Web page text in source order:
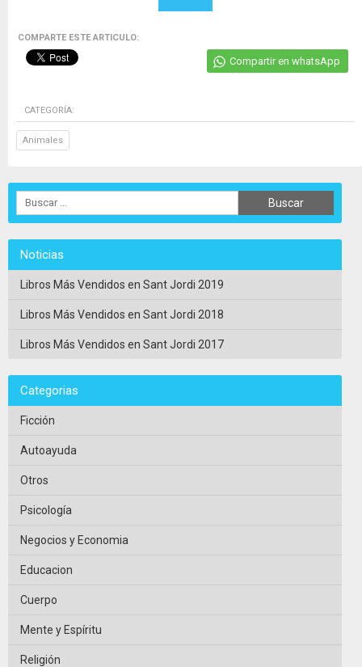
COMPARTE ESTE ARTICULO:
Compartir en whatsApp
CATEGORÍA:
Animales
Noticias
Libros Más Vendidos en Sant Jordi 2019
Libros Más Vendidos en Sant Jordi 2018
Libros Más Vendidos en Sant Jordi 2017
Categorias
Ficción
Autoayuda
Otros
Psicología
Negocios y Economia
Educacion
Cuerpo
Mente y Espíritu
Religión